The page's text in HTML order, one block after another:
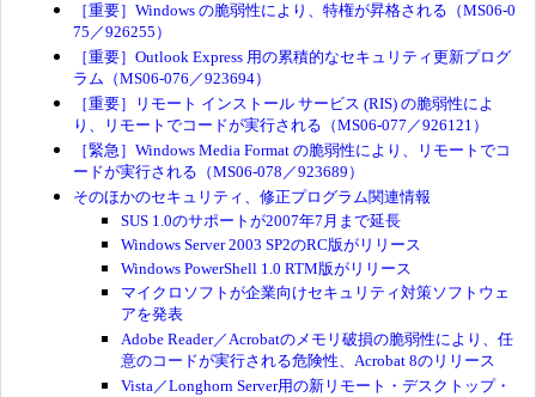
［重要］Windows の脆弱性により、特権が昇格される（MS06-0
75／926255）
［重要］Outlook Express 用の累積的なセキュリティ更新プログ
ラム（MS06-076／923694）
［重要］リモート インストール サービス (RIS) の脆弱性によ
り、リモートでコードが実行される（MS06-077／926121）
［緊急］Windows Media Format の脆弱性により、リモートでコ
ードが実行される（MS06-078／923689）
そのほかのセキュリティ、修正プログラム関連情報
SUS 1.0のサポートが2007年7月まで延長
Windows Server 2003 SP2のRC版がリリース
Windows PowerShell 1.0 RTM版がリリース
マイクロソフトが企業向けセキュリティ対策ソフトウェ
アを発表
Adobe Reader／Acrobatのメモリ破損の脆弱性により、任
意のコードが実行される危険性、Acrobat 8のリリース
Vista／Longhorn Server用の新リモート・デスクトップ・